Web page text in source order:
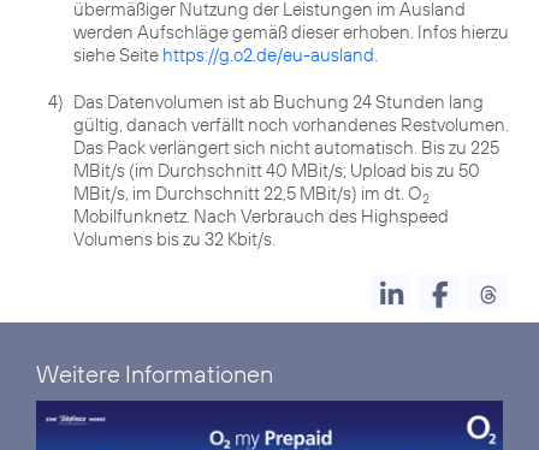
übermäßiger Nutzung der Leistungen im Ausland
werden Aufschläge gemäß dieser erhoben. Infos hierzu
siehe Seite https://g.o2.de/eu-ausland
4) Das Datenvolumen ist ab Buchung 24 Stunden lang
gültig, danach verfällt noch vorhandenes Restvolumen.
Das Pack verlängert sich nicht automatisch. Bis zu 225
MBit/s (im Durchschnitt 40 MBit/s; Upload bis zu 50
MBit/s, im Durchschnitt 22,5 MBit/s) im dt. O2
Mobilfunknetz. Nach Verbrauch des Highspeed
Volumens bis zu 32 Kbit/s.
Weitere Informationen